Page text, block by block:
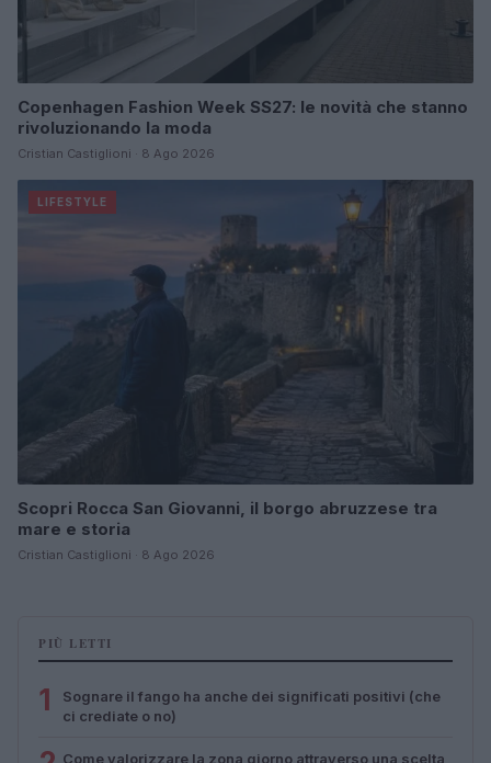
Copenhagen Fashion Week SS27: le novità che stanno
rivoluzionando la moda
Cristian Castiglioni · 8 Ago 2026
LIFESTYLE
Scopri Rocca San Giovanni, il borgo abruzzese tra
mare e storia
Cristian Castiglioni · 8 Ago 2026
PIÙ LETTI
1
Sognare il fango ha anche dei significati positivi (che
ci crediate o no)
Come valorizzare la zona giorno attraverso una scelta